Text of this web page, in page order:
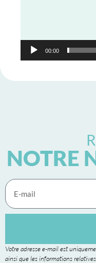
00:00
NOTRE
Votre adresse e-mail est
ainsi que les informations